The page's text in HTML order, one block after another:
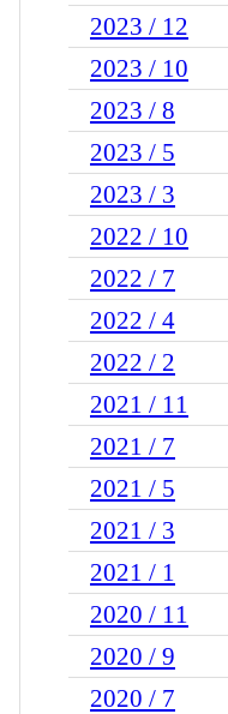
2023 / 12
2023 / 10
2023 / 8
2023 / 5
2023 / 3
2022 / 10
2022 / 7
2022 / 4
2022 / 2
2021 / 11
2021 / 7
2021 / 5
2021 / 3
2021 / 1
2020 / 11
2020 / 9
2020 / 7